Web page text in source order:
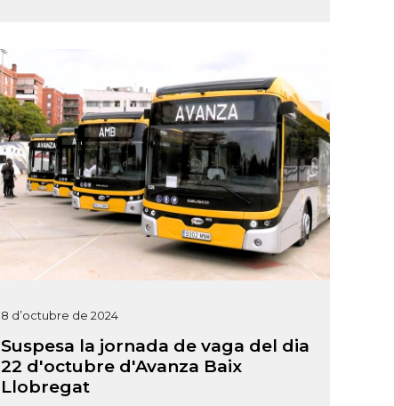
8 d’octubre de 2024
Suspesa la jornada de vaga del dia
22 d'octubre d'Avanza Baix
Llobregat